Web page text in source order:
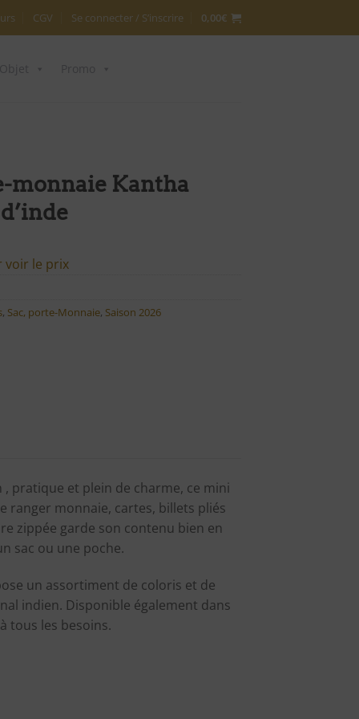
CGV Se connecter / S’inscrire 0,00€
monnaie Kantha
voir le prix
, Sac, porte-Monnaie, Saison 2026
pratique et plein de charme, ce mini
monnaie, cartes, billets pliés
zippée garde son contenu bien en
sac ou une poche.
un assortiment de coloris et de
indien. Disponible également dans
tous les besoins.